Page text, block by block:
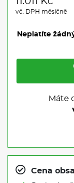
vč. DPH měsíčně
Neplatíte
Máte
Cena